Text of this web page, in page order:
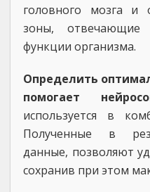
головного мозга и
зоны,
функции организма.
Определить
помогает
используется в
Полученные в
данные, позволяют
сохранив при этом